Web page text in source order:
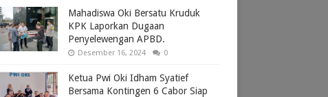
Mahadiswa Oki Bersatu Kruduk
KPK Laporkan Dugaan
Penyelewengan APBD.
Desember 16, 2024 0
Ketua Pwi Oki Idham Syatief
Bersama Kontingen 6 Cabor Siap